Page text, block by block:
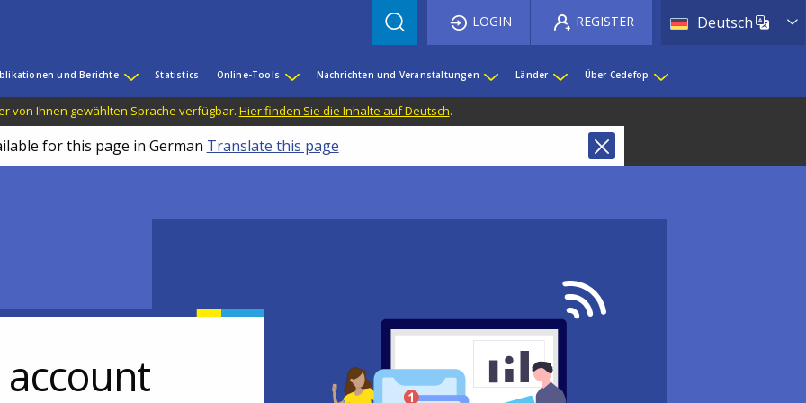
Deutsch List
LOGIN REGISTER
und Berichte Statistics Online-Tools Nachrichten und Veranstaltungen Länder Über Cedefop
von Ihnen gewählten Sprache verfügbar. Hier finden Sie die Inhalte auf Deutsch.
for this page in German Translate this page